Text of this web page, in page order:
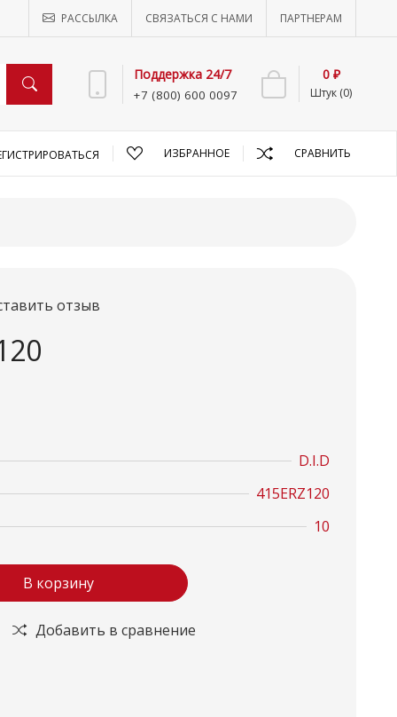
РАССЫЛКА СВЯЗАТЬСЯ С НАМИ ПАРТНЕРАМ
Поддержка 24/7
+7 (800) 600 0097 Штук (0)
0 ₽
ИЗБРАННОЕ СРАВНИТЬ
отзыв
D.I.D
415ERZ120
10
В корзину
Добавить в сравнение